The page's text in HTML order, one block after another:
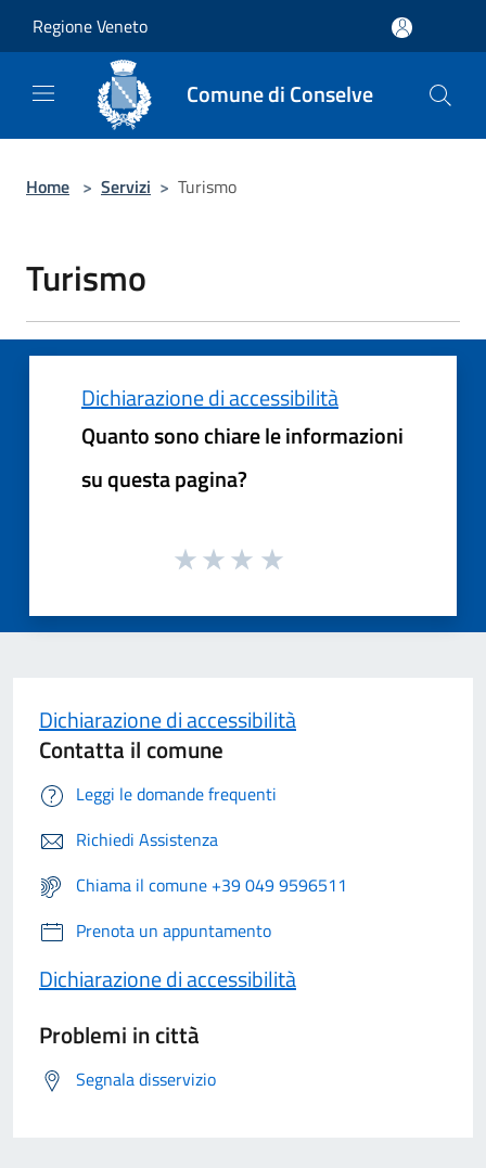
Regione Veneto
Comune di Conselve
Home > Servizi > Turismo
Turismo
Dichiarazione di accessibilità
Quanto sono chiare le informazioni
su questa pagina?
Dichiarazione di accessibilità
Contatta il comune
Leggi le domande frequenti
Richiedi Assistenza
Chiama il comune +39 049 9596511
Prenota un appuntamento
Dichiarazione di accessibilità
Problemi in città
Segnala disservizio